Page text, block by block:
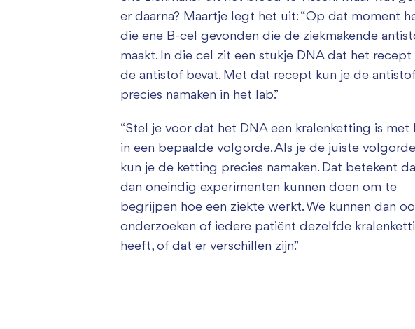
er daarna? Maartje legt het uit: “Op dat moment
die ene B-cel gevonden die de ziekmakende
maakt. In die cel zit een stukje DNA dat het recept
de antistof bevat. Met dat recept kun je de antistof
precies namaken in het lab.”
“Stel je voor dat het DNA een kralenketting is met
in een bepaalde volgorde. Als je de juiste
kun je de ketting precies namaken. Dat betekent
dan oneindig experimenten kunnen doen om te
begrijpen hoe een ziekte werkt. We kunnen dan
onderzoeken of iedere patiënt dezelfde
heeft, of dat er verschillen zijn.”